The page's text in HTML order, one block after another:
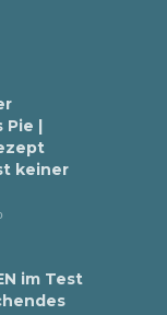
|
keiner
im Test